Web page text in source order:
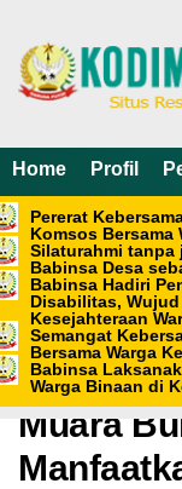
Home Profil
Pererat
Komsos Bersama
Silaturahmi tanpa
Babinsa Desa
Babinsa Hadiri
Disabilitas,
Kesejahteraan
Semangat
Bersama Warga
Babinsa
Warga Binaan di
Home / Berita
Minggu, 11 Mei 2025 -
Lewat
Muara